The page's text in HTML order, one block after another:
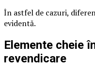
În astfel de cazuri,
evidentă.
Elemente cheie
revendicare